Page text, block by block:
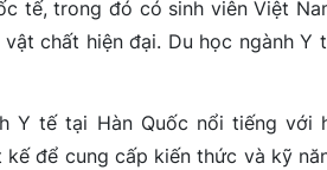
tế, trong đó có sinh viên Việt
chất hiện đại. Du học ngành Y
Y tế tại Hàn Quốc nổi tiếng với
để cung cấp kiến ​​thức và kỹ